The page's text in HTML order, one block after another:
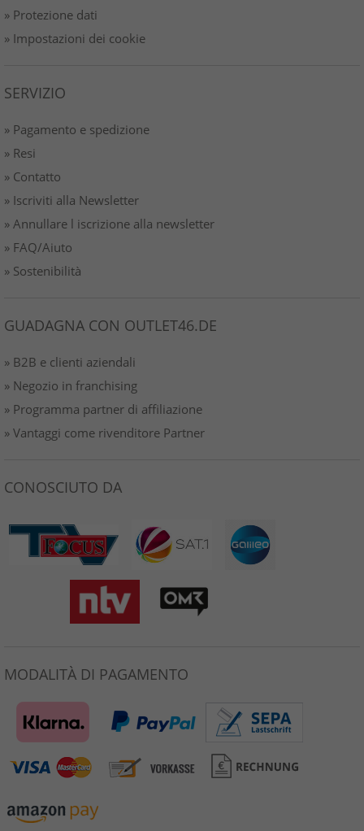
» Protezione dati
» Impostazioni dei cookie
SERVIZIO
» Pagamento e spedizione
» Resi
» Contatto
» Iscriviti alla Newsletter
» Annullare l iscrizione alla newsletter
» FAQ/Aiuto
» Sostenibilità
GUADAGNA CON OUTLET46.DE
» B2B e clienti aziendali
» Negozio in franchising
» Programma partner di affiliazione
» Vantaggi come rivenditore Partner
CONOSCIUTO DA
MODALITÀ DI PAGAMENTO